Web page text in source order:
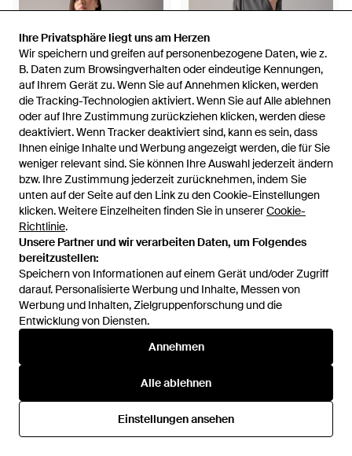
Ihre Privatsphäre liegt uns am Herzen
Wir speichern und greifen auf personenbezogene Daten, wie z.
B. Daten zum Browsingverhalten oder eindeutige Kennungen,
auf Ihrem Gerät zu. Wenn Sie auf Annehmen klicken, werden
die Tracking-Technologien aktiviert. Wenn Sie auf Alle ablehnen
oder auf Ihre Zustimmung zurückziehen klicken, werden diese
deaktiviert. Wenn Tracker deaktiviert sind, kann es sein, dass
Ihnen einige Inhalte und Werbung angezeigt werden, die für Sie
weniger relevant sind. Sie können Ihre Auswahl jederzeit ändern
bzw. Ihre Zustimmung jederzeit zurücknehmen, indem Sie
unten auf der Seite auf den Link zu den Cookie-Einstellungen
klicken. Weitere Einzelheiten finden Sie in unsererCookie-
Richtlinie.
Unsere Partner und wir verarbeiten Daten, um Folgendes
bereitzustellen:
Speichern von Informationen auf einem Gerät und/oder Zugriff
darauf. Personalisierte Werbung und Inhalte, Messen von
Werbung und Inhalten, Zielgruppenforschung und die
Entwicklung von Diensten.
Annehmen
Alle ablehnen
Einstellungen ansehen
Ihre Privatsphäre liegt uns am Herzen
Wir speichern und greifen auf personenbezogene Daten, wie z.
B. Daten zum Browsingverhalten oder eindeutige Kennungen,
auf Ihrem Gerät zu. Wenn Sie auf Annehmen klicken, werden
die Tracking-Technologien aktiviert. Wenn Sie auf Alle ablehnen
oder auf Ihre Zustimmung zurückziehen klicken, werden diese
deaktiviert. Wenn Tracker deaktiviert sind, kann es sein, dass
Ihnen einige Inhalte und Werbung angezeigt werden, die für Sie
weniger relevant sind. Sie können Ihre Auswahl jederzeit ändern
bzw. Ihre Zustimmung jederzeit zurücknehmen, indem Sie
unten auf der Seite auf den Link zu den Cookie-Einstellungen
klicken. Weitere Einzelheiten finden Sie in unsererCookie-
Richtlinie.
Unsere Partner und wir verarbeiten Daten, um Folgendes
bereitzustellen:
Speichern von Informationen auf einem Gerät und/oder Zugriff
darauf. Personalisierte Werbung und Inhalte, Messen von
Werbung und Inhalten, Zielgruppenforschung und die
Entwicklung von Diensten.
Annehmen
Alle ablehnen
Einstellungen ansehen
195 €
Moose Knuckles
Yyz Hoodie Für Damen -
Schwarz
Von Moose Knuckles
260 €
Moose Knuckles
Hartsfield Cargo - Grau